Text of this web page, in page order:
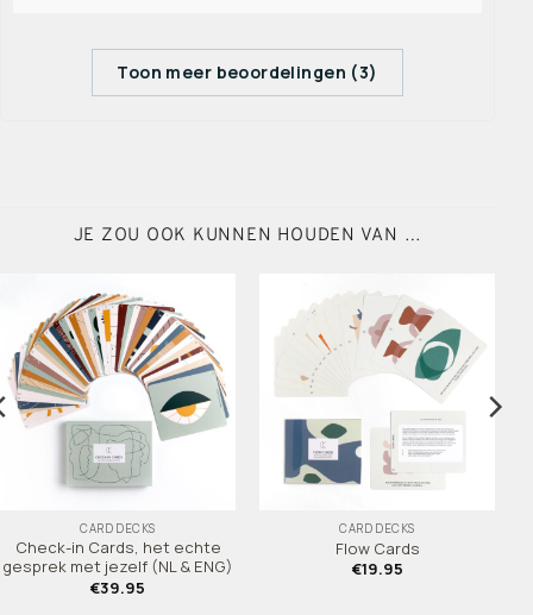
Toon meer beoordelingen (3)
JE ZOU OOK KUNNEN HOUDEN VAN …
CARD DECKS
Check-in Cards, het echte
gesprek met jezelf (NL & ENG)
€39.95
CARD DECKS
Flow Cards
€19.95